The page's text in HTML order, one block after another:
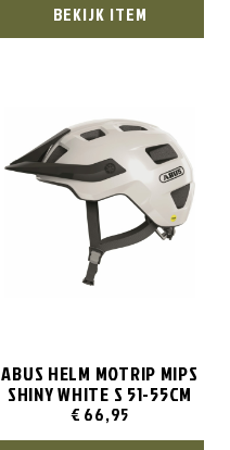
BEKIJK ITEM
ABUS HELM MOTRIP MIPS
SHINY WHITE S 51-55CM
€ 66,95